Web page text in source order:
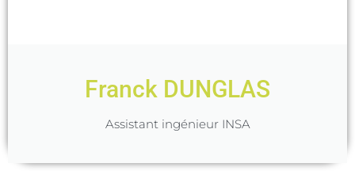
Franck DUNGLAS
Assistant ingénieur INSA